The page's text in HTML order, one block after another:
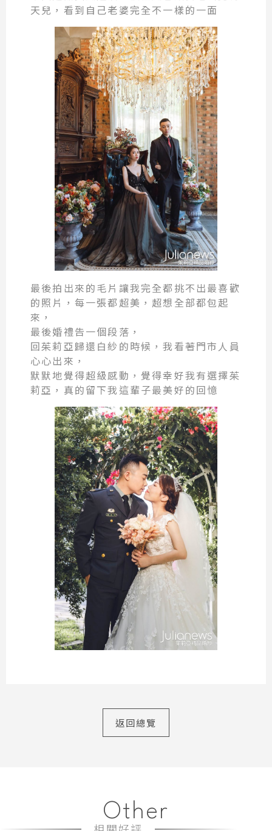
天兒，看到自己老婆完全不一樣的一面
最後拍出來的毛片讓我完全都挑不出最喜歡
的照片，每一張都超美，超想全部都包起
來，
最後婚禮告一個段落，
回茱莉亞歸還白紗的時候，我看著門市人員
心心出來，
默默地覺得超級感動，覺得幸好我有選擇茱
莉亞，真的留下我這輩子最美好的回憶
返回總覽
Other